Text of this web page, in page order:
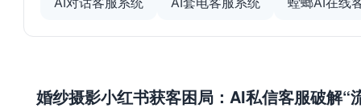
婚纱摄影小红书获客困局：AI私信客服破解“